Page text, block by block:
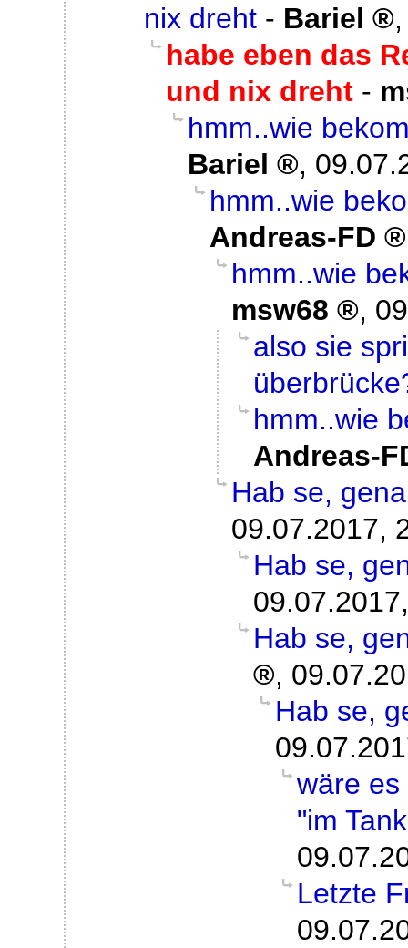
nix dreht - Bariel
habe eben das
und nix dreht -
hmm..wie
Bariel
,
hmm..wie
Andreas-FD
hmm..wie
msw68
,
also sie
hmm..wie
Andreas-
Hab se,
09.07.2017,
Hab se,
Hab se,
,
Hab se,
wäre
"im
Letzte